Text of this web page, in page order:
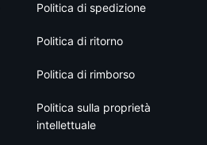
Politica di spedizione
Politica di ritorno
Politica di rimborso
Politica sulla proprietà
intellettuale